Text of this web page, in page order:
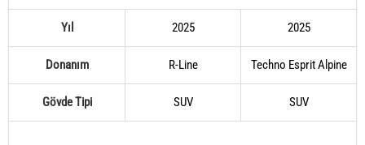
Yıl 2025 2025
Donanım R-Line Techno Esprit Alpine
Gövde Tipi SUV SUV